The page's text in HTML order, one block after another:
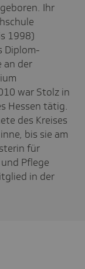
Ihr
1998)
Diplom-
an der
war Stolz in
Hessen tätig.
des Kreises
bis sie am
für
Pflege
in der